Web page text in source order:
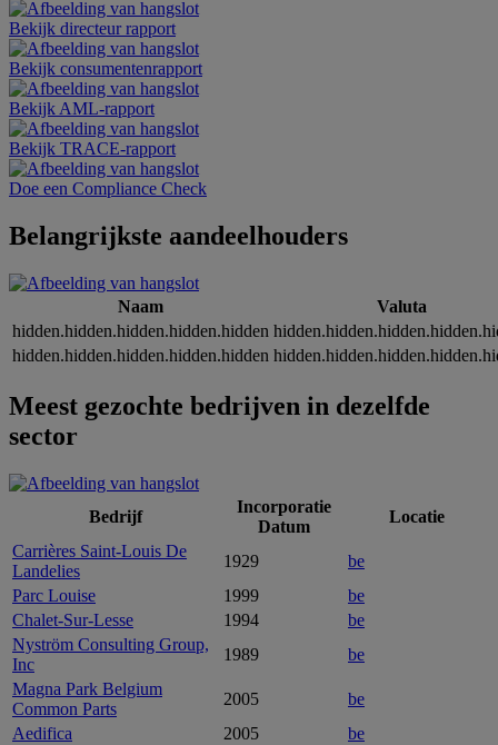
Bekijk directeur rapport
Bekijk consumentenrapport
Bekijk AML-rapport
Bekijk TRACE-rapport
Doe een Compliance Check
Belangrijkste aandeelhouders
Naam
Valuta
hidden.hidden.hidden.hidden.hidden
hidden.hidden.hidden.hidden.hidden
Meest gezochte bedrijven in dezelfde
sector
Bedrijf
Incorporatie
Datum
Locatie
Carrières Saint-Louis De
Landelies
1929
be
Parc Louise
1999
be
Chalet-Sur-Lesse
1994
be
Nyström Consulting Group,
Inc
1989
be
Magna Park Belgium
Common Parts
2005
be
Aedifica
2005
be